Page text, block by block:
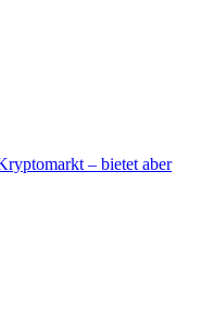
– bietet aber